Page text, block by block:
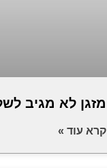
מזגן לא מגיב
קרא עוד »